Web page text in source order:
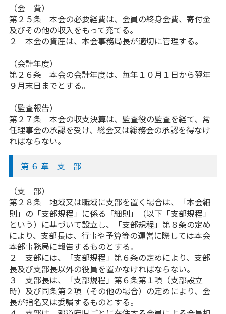
（会 費）
第２５条 本会の必要経費は、会員の終身会費、寄付金
及びその他の収入をもって充てる。
２ 本会の資産は、本会事務局長が適切に管理する。
（会計年度）
第２６条 本会の会計年度は、毎年１０月１日から翌年
９月末日までとする。
（監査報告）
第２７条 本会の収支決算は、監査役の監査を経て、常
任理事会の承認を受け、総会又は総務会の承認を得なけ
ればならない。
第 ６ 章 支 部
（支 部）
第２８条 地域又は職域に支部を置く場合は、「本会細
則」の「支部規程」に係る「細則」（以下「支部規程」
という）に基づいて設立し、「支部規程」第８条の定め
により、支部長は、行事や予算等の運営に際しては本会
本部事務局に報告するものとする。
２ 支部には、「支部規程」第６条の定めにより、支部
長及び支部長以外の役員を置かなければならない。
３ 支部長は、「支部規程」第６条第１項（支部設立
時）及び同条第２項（その他の場合）の定めにより、会
長が指名又は委嘱するものとする。